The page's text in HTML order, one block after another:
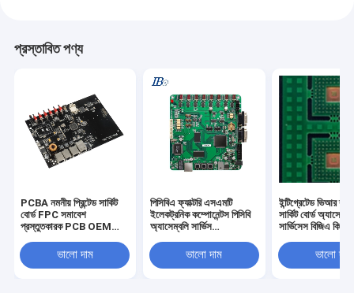
প্রস্তাবিত পণ্য
PCBA নমনীয় প্রিন্টেড সার্কিট
বোর্ড FPC সমাবেশ
প্রস্তুতকারক PCB OEM
ভালো দাম
পিসিবিএ ফ্যাক্টরি এসএমটি
ইলেকট্রনিক কম্পোনেন্টস পিসিবি
অ্যাসেম্বলি সার্ভিস
ভালো দাম
ইন্টিগ্রেটেড ভিআর
সার্কিট বোর্ড
সার্ভিসেস বিজিএ
ভালো দাম